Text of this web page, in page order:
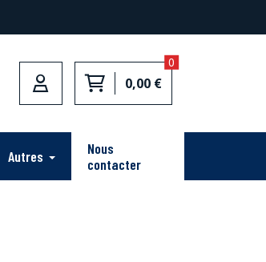
0
0,00 €
Autres
Nous
contacter